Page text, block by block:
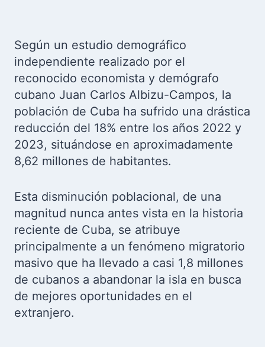
Según un estudio demográfico
independiente realizado por el
reconocido economista y demógrafo
cubano Juan Carlos Albizu-Campos, la
población de Cuba ha sufrido una drástica
reducción del 18% entre los años 2022 y
2023, situándose en aproximadamente
8,62 millones de habitantes.
Esta disminución poblacional, de una
magnitud nunca antes vista en la historia
reciente de Cuba, se atribuye
principalmente a un fenómeno migratorio
masivo que ha llevado a casi 1,8 millones
de cubanos a abandonar la isla en busca
de mejores oportunidades en el
extranjero.